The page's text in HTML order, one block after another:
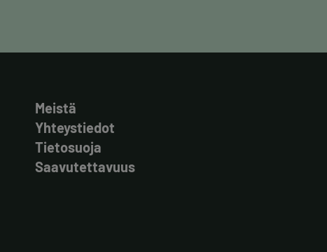
Meistä
Yhteystiedot
Tietosuoja
Saavutettavuus